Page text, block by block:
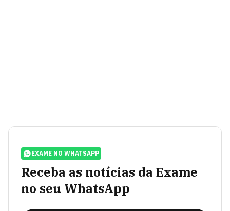
EXAME NO WHATSAPP
Receba as notícias da Exame
no seu WhatsApp